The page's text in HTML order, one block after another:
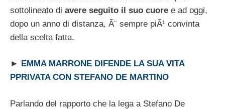
sottolineato di avere seguito il suo cuore e ad oggi,
dopo un anno di distanza, Ã¨ sempre piÃ¹ convinta
della scelta fatta.
►
EMMA MARRONE DIFENDE LA SUA VITA
PPRIVATA CON STEFANO DE MARTINO
Parlando del rapporto che la lega a Stefano De